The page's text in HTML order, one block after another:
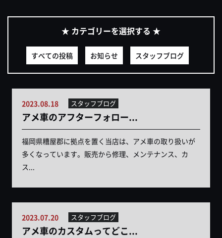
★ カテゴリーを選択する ★
すべての投稿 お知らせ スタッフブログ
2023.08.18 スタッフブログ
アメ車のアフターフォロー...
福岡県糟屋郡に拠点を置く当店は、アメ車の取り扱いが
多くなっています。販売から修理、メンテナンス、カ
ス...
2023.07.20 スタッフブログ
アメ車のカスタムってどこ...